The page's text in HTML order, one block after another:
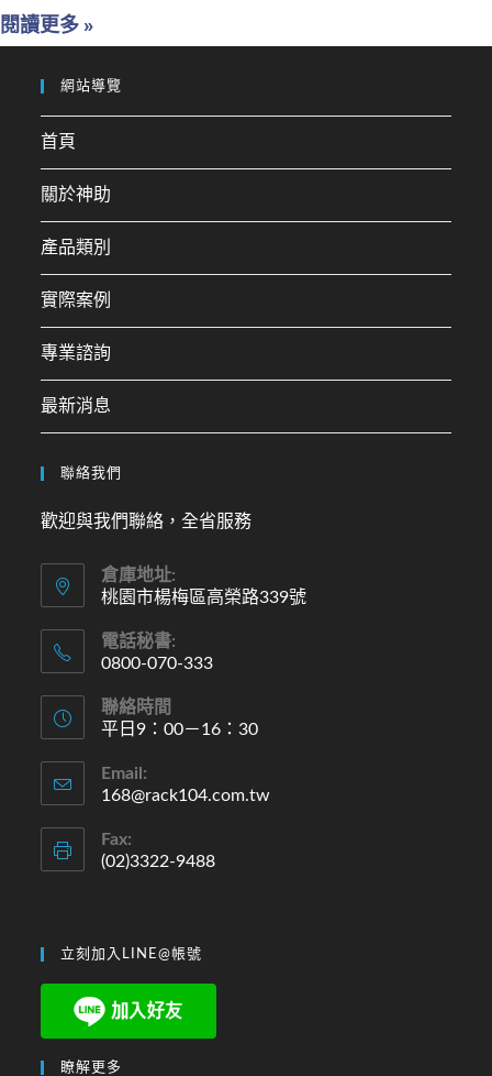
閱讀更多 »
網站導覽
首頁
關於神助
產品類別
實際案例
專業諮詢
最新消息
聯絡我們
歡迎與我們聯絡，全省服務
倉庫地址:
桃園市楊梅區高榮路339號
電話秘書:
0800-070-333
聯絡時間
平日9：00－16：30
Email:
168@rack104.com.tw
Fax:
(02)3322-9488
立刻加入LINE@帳號
瞭解更多